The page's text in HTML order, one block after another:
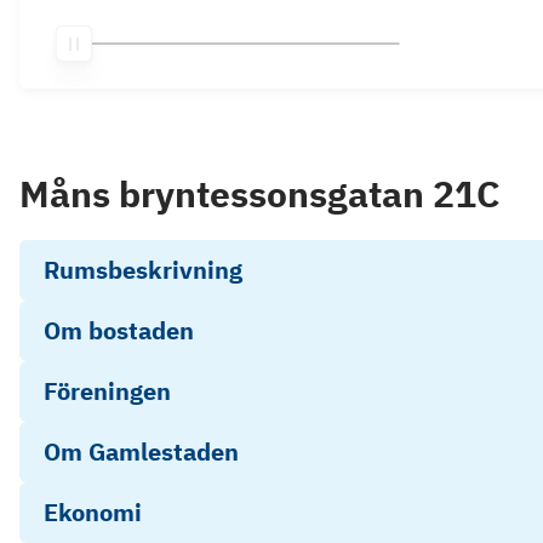
Måns bryntessonsgatan 21C
Rumsbeskrivning
Om bostaden
Föreningen
Om Gamlestaden
Ekonomi